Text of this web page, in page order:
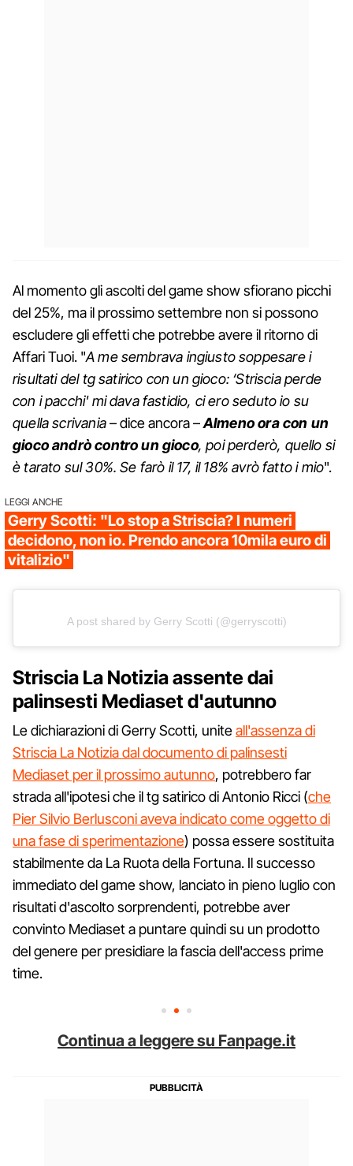
Al momento gli ascolti del game show sfiorano picchi
del 25%, ma il prossimo settembre non si possono
escludere gli effetti che potrebbe avere il ritorno di
Affari Tuoi. "A me sembrava ingiusto soppesare i
risultati del tg satirico con un gioco: ‘Striscia perde
con i pacchi' mi dava fastidio, ci ero seduto io su
quella scrivania– dice ancora –Almeno ora con un
gioco andrò contro un gioco, poi perderò, quello si
è tarato sul 30%. Se farò il 17, il 18% avrò fatto i mio".
LEGGI ANCHE
Gerry Scotti: "Lo stop a Striscia? I numeri
decidono, non io. Prendo ancora 10mila euro di
vitalizio"
A post shared by Gerry Scotti (@gerryscotti)
Striscia La Notizia assente dai
palinsesti Mediaset d'autunno
Le dichiarazioni di Gerry Scotti, uniteall'assenza di
Striscia La Notizia dal documento di palinsesti
Mediaset per il prossimo autunno, potrebbero far
strada all'ipotesi che il tg satirico di Antonio Ricci (che
Pier Silvio Berlusconi aveva indicato come oggetto di
una fase di sperimentazione) possa essere sostituita
stabilmente da La Ruota della Fortuna. Il successo
immediato del game show, lanciato in pieno luglio con
risultati d'ascolto sorprendenti, potrebbe aver
convinto Mediaset a puntare quindi su un prodotto
del genere per presidiare la fascia dell'access prime
time.
Continua a leggere su Fanpage.it